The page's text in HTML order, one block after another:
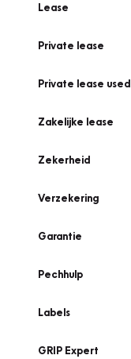
Lease
Private lease
Private lease used
Zakelijke lease
Zekerheid
Verzekering
Garantie
Pechhulp
Labels
GRIP Expert